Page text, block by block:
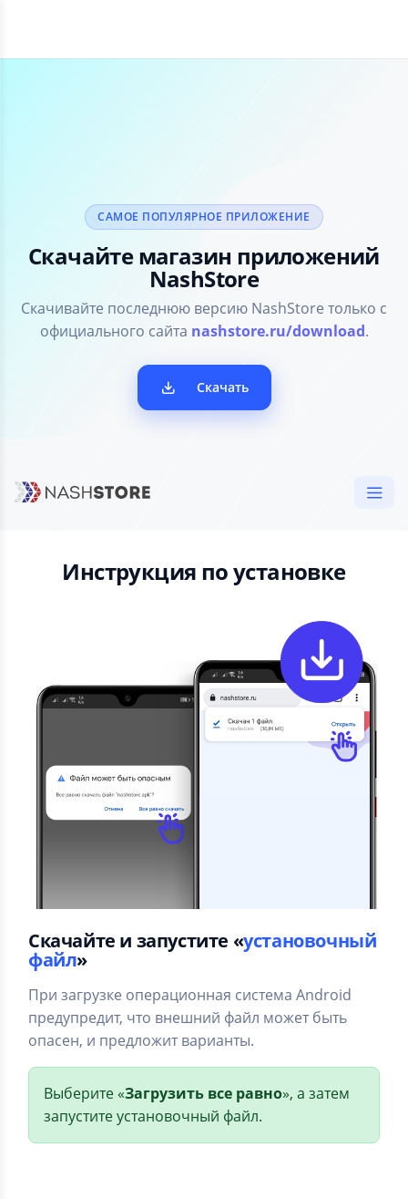
САМОЕ ПОПУЛЯРНОЕ ПРИЛОЖЕНИЕ
Скачайте магазин приложений
NashStore
Скачивайте последнюю версию NashStore только с
официального сайта nashstore.ru/download.
Скачать
Инструкция по установке
Скачайте и запустите «установочный
файл»
При загрузке операционная система Android
предупредит, что внешний файл может быть
опасен, и предложит варианты.
Выберите «Загрузить все равно», а затем
запустите установочный файл.